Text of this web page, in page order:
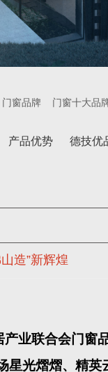
门窗品牌 门窗十大品
产品优势 德技优
造”新辉煌
业联合会门窗
光熠熠、精英